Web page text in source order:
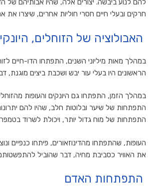
חרקים ובעלי חיים חסרי חוליות אחרים, שיצרו את
האבולוציה של הזוחלים,
במהלך מאות מיליוני השנים, התפתחו הדו-חיים
הראשונים היו בעלי עור יבש ושכבת ביצים
התפתחות של שיער ובלוטות חלב, שהיו להם
התפתחות של מוח גדול יותר, ויכולת לשרוד
העופות, שהתפתחו מהדינוזאורים, פיתחו כנפיים
את האוויר כסביבת מחיה, דבר שהוביל
התפתחות האדם